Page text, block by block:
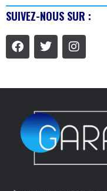
SUIVEZ-NOUS SUR :